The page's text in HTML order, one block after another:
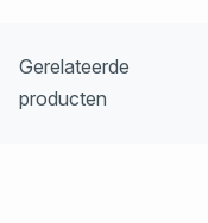
Gerelateerde
producten